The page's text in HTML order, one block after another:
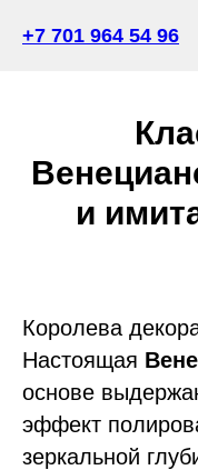
+7 701 964 54 96
и
Королева
Настоящая
основе
эффект
зеркальной